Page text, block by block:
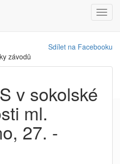
Sdílet na Facebooku
závodů
v sokolské
ml.
27. -